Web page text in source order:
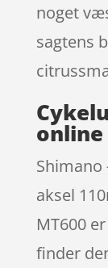
noget
sagtens
Shimano
aksel
MT600
finder